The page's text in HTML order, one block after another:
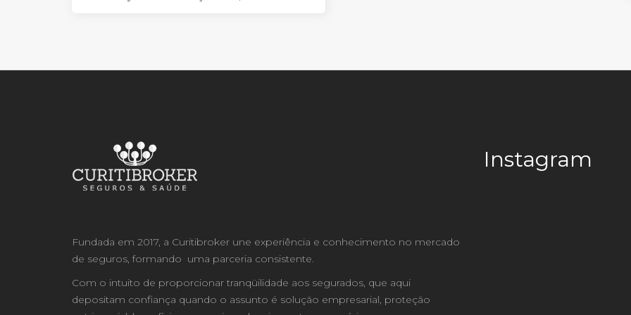
Fundada em 2017, a Curitibroker une experiência e conhecimento no mercado
de seguros, formando uma parceria consistente.
Com o intuito de proporcionar tranqüilidade aos segurados, que aqui
depositam confiança quando o assunto é solução empresarial, proteção
Instagram